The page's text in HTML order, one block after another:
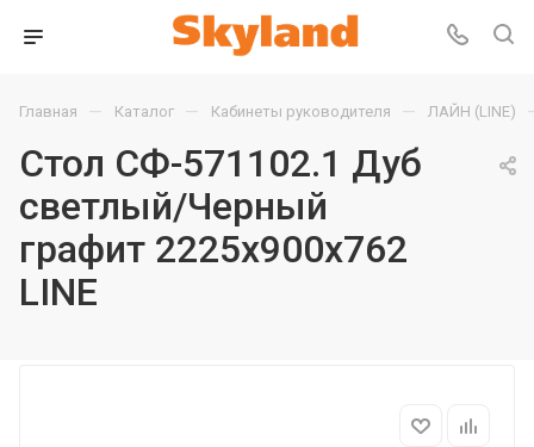
Главная — Каталог — Кабинеты руководителя — ЛАЙН (LINE)
Стол СФ-571102.1 Дуб
светлый/Черный
графит 2225х900х762
LINE